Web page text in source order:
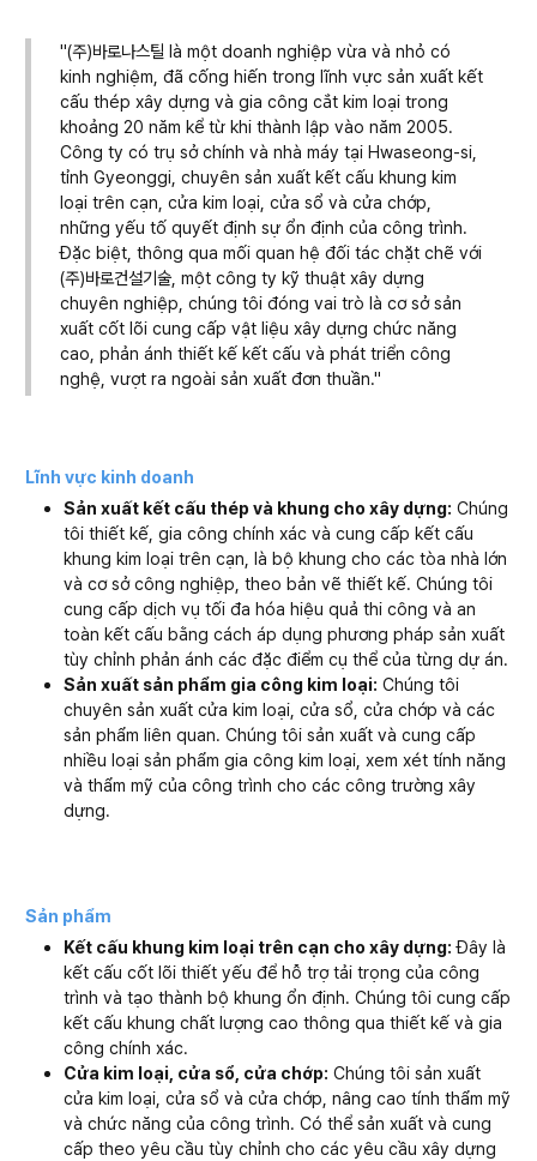
"(주)바로나스틸 là một doanh nghiệp vừa và nhỏ có
kinh nghiệm, đã cống hiến trong lĩnh vực sản xuất kết
cấu thép xây dựng và gia công cắt kim loại trong
khoảng 20 năm kể từ khi thành lập vào năm 2005.
Công ty có trụ sở chính và nhà máy tại Hwaseong-si,
tỉnh Gyeonggi, chuyên sản xuất kết cấu khung kim
loại trên cạn, cửa kim loại, cửa sổ và cửa chớp,
những yếu tố quyết định sự ổn định của công trình.
Đặc biệt, thông qua mối quan hệ đối tác chặt chẽ với
(주)바로건설기술, một công ty kỹ thuật xây dựng
chuyên nghiệp, chúng tôi đóng vai trò là cơ sở sản
xuất cốt lõi cung cấp vật liệu xây dựng chức năng
cao, phản ánh thiết kế kết cấu và phát triển công
nghệ, vượt ra ngoài sản xuất đơn thuần."
Lĩnh vực kinh doanh
Sản xuất kết cấu thép và khung cho xây dựng: Chúng
tôi thiết kế, gia công chính xác và cung cấp kết cấu
khung kim loại trên cạn, là bộ khung cho các tòa nhà lớn
và cơ sở công nghiệp, theo bản vẽ thiết kế. Chúng tôi
cung cấp dịch vụ tối đa hóa hiệu quả thi công và an
toàn kết cấu bằng cách áp dụng phương pháp sản xuất
tùy chỉnh phản ánh các đặc điểm cụ thể của từng dự án.
Sản xuất sản phẩm gia công kim loại: Chúng tôi
chuyên sản xuất cửa kim loại, cửa sổ, cửa chớp và các
sản phẩm liên quan. Chúng tôi sản xuất và cung cấp
nhiều loại sản phẩm gia công kim loại, xem xét tính năng
và thẩm mỹ của công trình cho các công trường xây
dựng.
Sản phẩm
Kết cấu khung kim loại trên cạn cho xây dựng: Đây là
kết cấu cốt lõi thiết yếu để hỗ trợ tải trọng của công
trình và tạo thành bộ khung ổn định. Chúng tôi cung cấp
kết cấu khung chất lượng cao thông qua thiết kế và gia
công chính xác.
Cửa kim loại, cửa sổ, cửa chớp: Chúng tôi sản xuất
cửa kim loại, cửa sổ và cửa chớp, nâng cao tính thẩm mỹ
và chức năng của công trình. Có thể sản xuất và cung
cấp theo yêu cầu tùy chỉnh cho các yêu cầu xây dựng